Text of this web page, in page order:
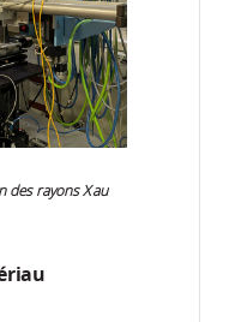
des rayons X au